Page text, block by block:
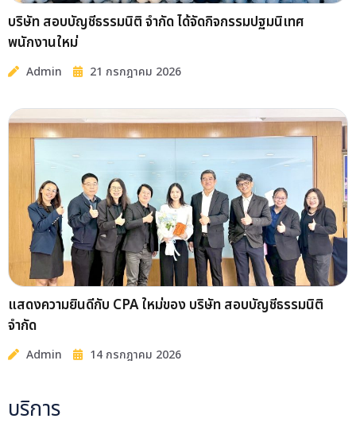
บริษัท สอบบัญชีธรรมนิติ จำกัด ได้จัดกิจกรรมปฐมนิเทศ
พนักงานใหม่
Admin 21 กรกฎาคม 2026
แสดงความยินดีกับ CPA ใหม่ของ บริษัท สอบบัญชีธรรมนิติ
จำกัด
Admin 14 กรกฎาคม 2026
บริการ